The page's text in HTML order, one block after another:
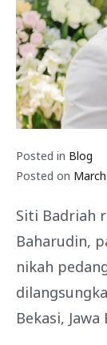
Posted in Blog
Posted on
Siti Badriah
Baharudin,
nikah
Bekasi, Jawa